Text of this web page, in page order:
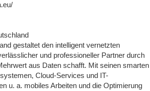
gestaltet den intelligent vernetzten
und professioneller Partner durch
aus Daten schafft. Mit seinen smarten
Cloud-Services und IT-
u. a. mobiles Arbeiten und die Optimierung